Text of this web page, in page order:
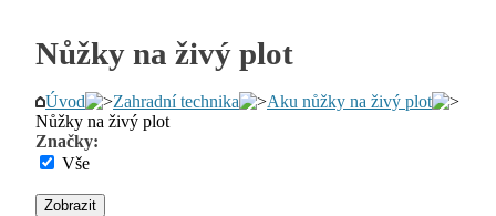
Nůžky na živý plot
Úvod Zahradní technika
Aku nůžky na živý plot
Nůžky na živý plot
Značky:
Vše
Zobrazit